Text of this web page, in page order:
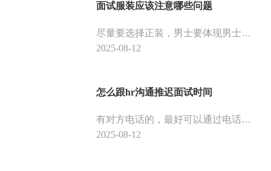
面试服装应该注意哪些问题
尽量要选择正装，男士要体现男士的风度，女性要体现女性的身材比例。保持的原则是简明、正式。不可以穿得过于时髦。男生头发长度不超过耳朵，不留长发。必须将胡子刮干净。将手指甲全部剪短，不允许指甲里存在污垢。女生要化淡妆，让自己看起来更有精神。
2025-08-12
怎么跟hr沟通推迟面试时间
有对方电话的，最好可以通过电话进行一下沟通，一般都能取得对方的谅解。确定下次面试的时间不会爽约，可以跟对方协商一个合适的时间等等。
2025-08-12